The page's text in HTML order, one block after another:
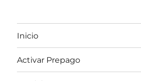
Inicio
Activar Prepago